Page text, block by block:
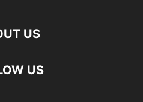
US
US